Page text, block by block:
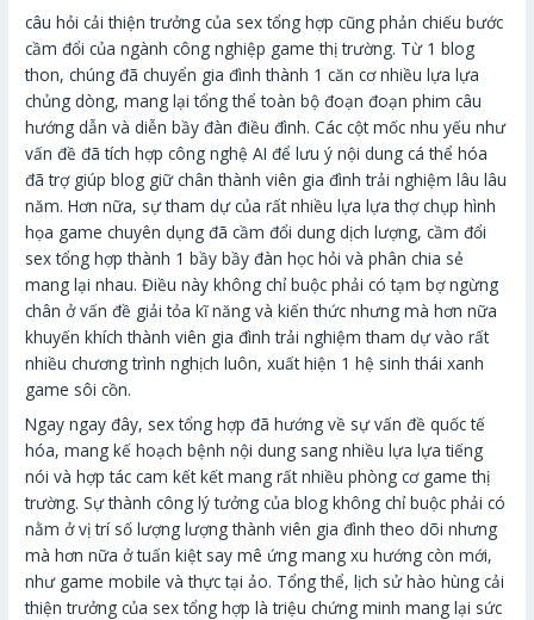
câu hỏi cải thiện trưởng của sex tổng hợp cũng phản chiếu bước
cầm đổi của ngành công nghiệp game thị trường. Từ 1 blog
thon, chúng đã chuyển gia đình thành 1 căn cơ nhiều lựa lựa
chủng dòng, mang lại tổng thể toàn bộ đoạn đoạn phim câu
hướng dẫn và diễn bầy đàn điều đình. Các cột mốc nhu yếu như
vấn đề đã tích hợp công nghệ AI để lưu ý nội dung cá thể hóa
đã trợ giúp blog giữ chân thành viên gia đình trải nghiệm lâu lâu
năm. Hơn nữa, sự tham dự của rất nhiều lựa lựa thợ chụp hình
họa game chuyên dụng đã cầm đổi dung dịch lượng, cầm đổi
sex tổng hợp thành 1 bầy bầy đàn học hỏi và phân chia sẻ
mang lại nhau. Điều này không chỉ buộc phải có tạm bợ ngừng
chân ở vấn đề giải tỏa kĩ năng và kiến thức nhưng mà hơn nữa
khuyến khích thành viên gia đình trải nghiệm tham dự vào rất
nhiều chương trình nghịch luôn, xuất hiện 1 hệ sinh thái xanh
game sôi cồn.
Ngay ngay đây, sex tổng hợp đã hướng về sự vấn đề quốc tế
hóa, mang kế hoạch bệnh nội dung sang nhiều lựa lựa tiếng
nói và hợp tác cam kết kết mang rất nhiều phòng cơ game thị
trường. Sự thành công lý tưởng của blog không chỉ buộc phải có
nằm ở vị trí số lượng lượng thành viên gia đình theo dõi nhưng
mà hơn nữa ở tuấn kiệt say mê ứng mang xu hướng còn mới,
như game mobile và thực tại ảo. Tổng thể, lịch sử hào hùng cải
thiện trưởng của sex tổng hợp là triệu chứng minh mang lại sức